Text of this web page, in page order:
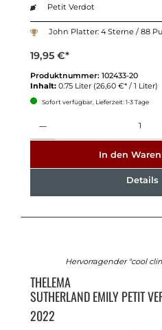
Petit Verdot
John Platter: 4 Sterne / 88
19,95 €*
Produktnummer: 102433-20
Inhalt: 0.75 Liter (26,60 €* / 1 Liter)
Sofort verfügbar, Lieferzeit: 1-3 Tage
In den
Details
Hervorragender "cool
THELEMA
SUTHERLAND EMILY PETIT
2022